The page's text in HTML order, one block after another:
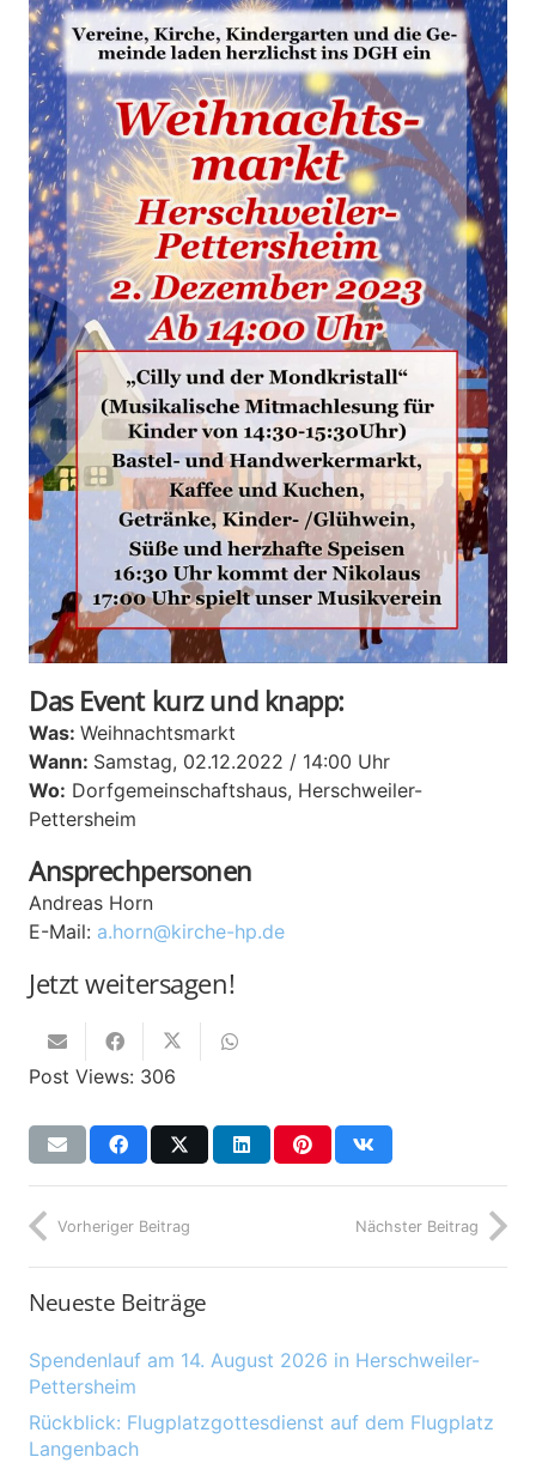
Das Event kurz und knapp:
Was: Weihnachtsmarkt
Wann: Samstag, 02.12.2022 / 14:00 Uhr
Wo: Dorfgemeinschaftshaus, Herschweiler-
Pettersheim
Ansprechpersonen
Andreas Horn
E-Mail: a.horn@kirche-hp.de
Jetzt weitersagen!
Post Views: 306
Vorheriger Beitrag Nächster Beitrag
Neueste Beiträge
Spendenlauf am 14. August 2026 in Herschweiler-
Pettersheim
Rückblick: Flugplatzgottesdienst auf dem Flugplatz
Langenbach